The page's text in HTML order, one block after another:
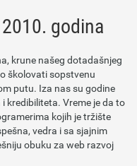
godina
krune našeg dotadašnjeg
školovati sopstvenu
putu. Iza nas su godine
kredibiliteta. Vreme je da to
kojih je tržište
vedra i sa sjajnim
obuku za web razvoj